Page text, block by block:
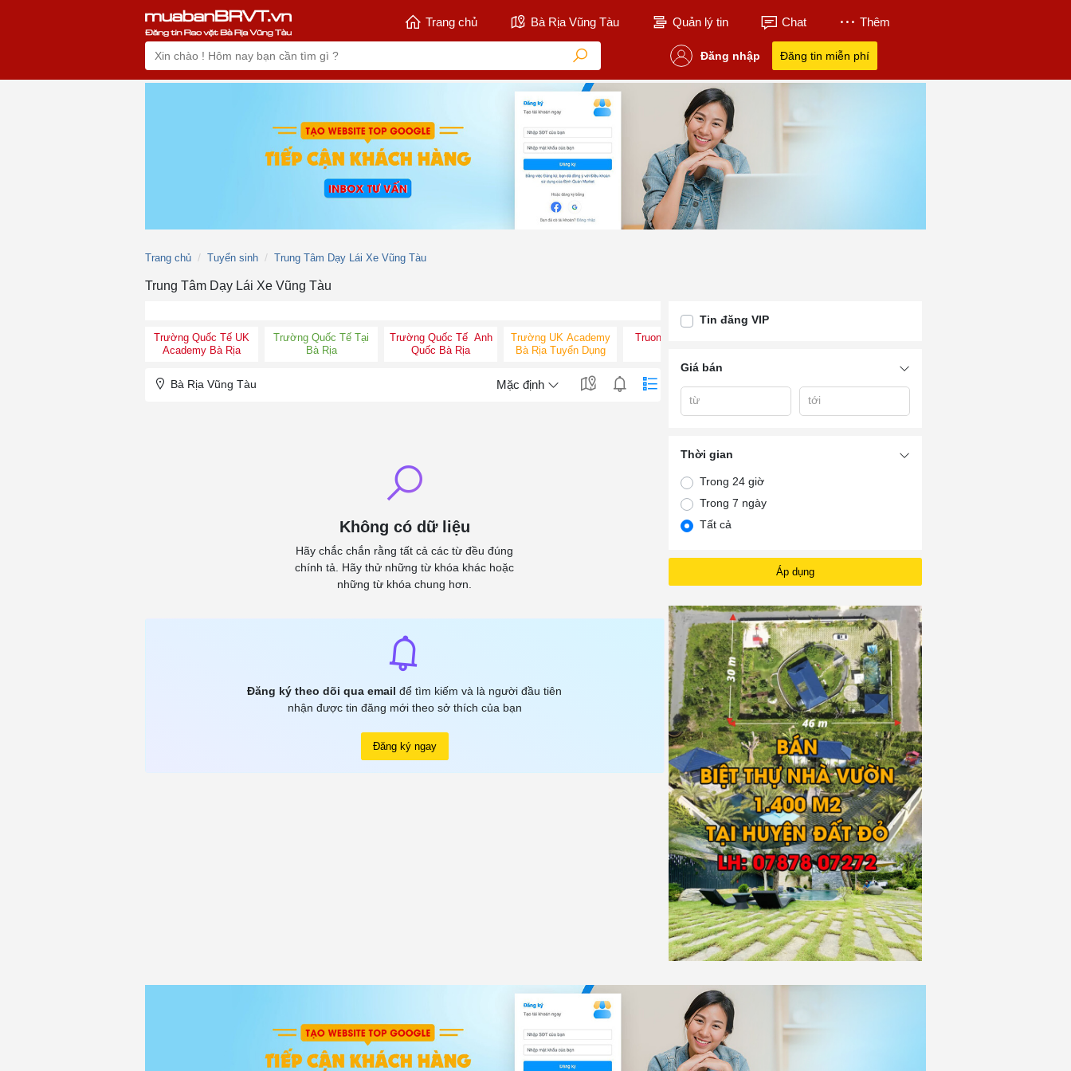
Trang chủ Bà Rịa Vũng Tàu Quản lý tin Chat Thêm
Đăng nhập Đăng tin miễn phí
Trang chủ Tuyển sinh Trung Tâm Dạy Lái Xe Vũng Tàu
Trung Tâm Dạy Lái Xe Vũng Tàu
Trường Quốc Tế UK
Academy Bà Rịa
Trường Quốc Tế Tại
Bà Rịa
Trường Quốc Tế Anh
Quốc Bà Rịa
Trường UK Academy
Bà Rịa Tuyển Dụng
Truong Quoc Te Ba
Bà Rịa Vũng Tàu Mặc định
Không có dữ liệu
Hãy chắc chắn rằng tất cả các từ đều đúng
chính tả. Hãy thử những từ khóa khác hoặc
những từ khóa chung hơn.
Đăng ký theo dõi qua email để tìm kiếm và là người đầu tiên
nhận được tin đăng mới theo sở thích của bạn
Đăng ký ngay
Tin đăng VIP
Giá bán
từ tới
Thời gian
Trong 24 giờ
Trong 7 ngày
Tất cả
Áp dụng